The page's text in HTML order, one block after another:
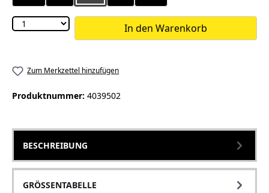
In den Warenkorb
Zum Merkzettel hinzufügen
Produktnummer: 4039502
BESCHREIBUNG
GRÖSSENTABELLE